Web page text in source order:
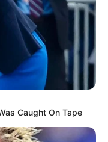
Caught On Tape